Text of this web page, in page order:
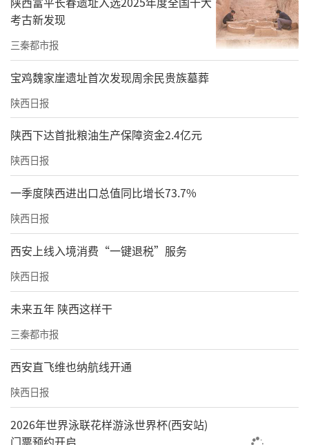
考古新发现
三秦都市报
宝鸡魏家崖遗址首次发现周余民贵族墓葬
陕西日报
陕西下达首批粮油生产保障资金2.4亿元
陕西日报
一季度陕西进出口总值同比增长73.7%
陕西日报
西安上线入境消费“一键退税”服务
陕西日报
未来五年 陕西这样干
三秦都市报
西安直飞维也纳航线开通
陕西日报
2026年世界泳联花样游泳世界杯(西安站)
门票预约开启